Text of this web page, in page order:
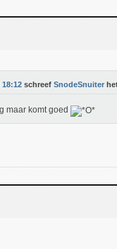
18:12 schreef SnodeSnuiter
maar komt goed